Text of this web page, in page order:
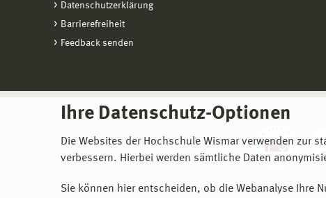
Ihre Datenschutz-Optionen
Die Websites der Hochschule Wismar verwenden zur
verbessern. Hierbei werden sämtliche Daten
Sie können hier entscheiden, ob die Webanalyse Ihre
Datenschutzerklärung
Barrierefreiheit
Feedback senden